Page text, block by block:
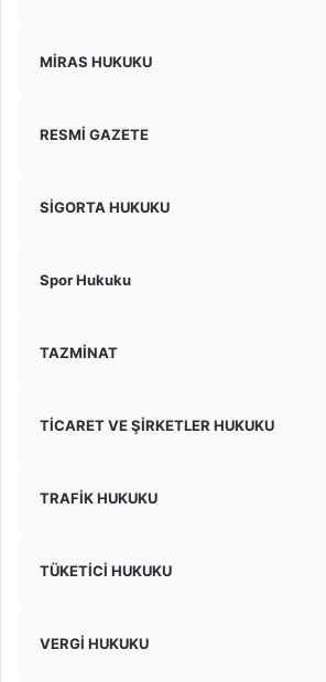
MİRAS HUKUKU
RESMİ GAZETE
SİGORTA HUKUKU
Spor Hukuku
TAZMİNAT
TİCARET VE ŞİRKETLER HUKUKU
TRAFİK HUKUKU
TÜKETİCİ HUKUKU
VERGİ HUKUKU